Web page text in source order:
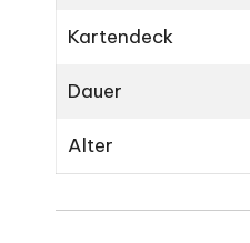
Kartendeck
Dauer
Alter